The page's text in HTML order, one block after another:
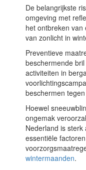
De belangrijkste
omgeving met
het ontbreken van
van zonlicht in
Preventieve
beschermende
activiteiten in
beschermen
Hoewel
ongemak
Nederland is
essentiële
wintermaanden.